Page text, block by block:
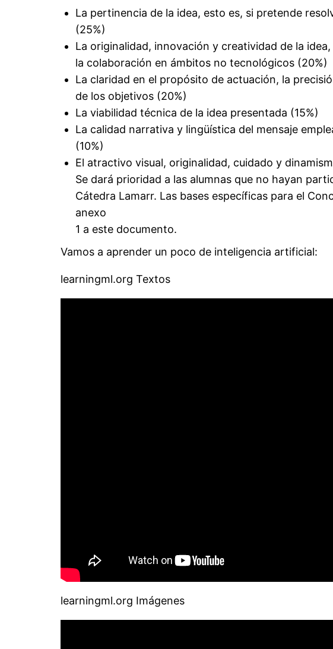
La pertinencia de la idea, esto es, si pretende
(25%)
La originalidad, innovación y creatividad de la
la colaboración en ámbitos no tecnológicos (20%)
La claridad en el propósito de actuación, la
de los objetivos (20%)
La viabilidad técnica de la idea presentada (15%)
La calidad narrativa y lingüística del mensaje
(10%)
El atractivo visual, originalidad, cuidado y
Se dará prioridad a las alumnas que no hayan
Cátedra Lamarr. Las bases específicas para el
anexo
1 a este documento.
Vamos a aprender un poco de inteligencia artificial:
learningml.org Textos
learningml.org Imágenes